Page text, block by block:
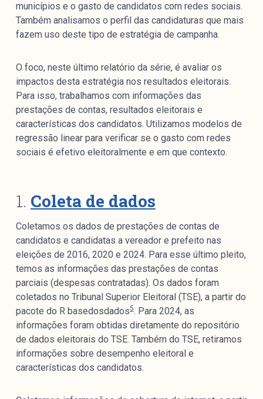
municípios e o gasto de candidatos com redes sociais.
Também analisamos o perfil das candidaturas que mais
fazem uso deste tipo de estratégia de campanha.
O foco, neste último relatório da série, é avaliar os
impactos desta estratégia nos resultados eleitorais.
Para isso, trabalhamos com informações das
prestações de contas, resultados eleitorais e
características dos candidatos. Utilizamos modelos de
regressão linear para verificar se o gasto com redes
sociais é efetivo eleitoralmente e em que contexto.
1. Coleta de dados
Coletamos os dados de prestações de contas de
candidatos e candidatas a vereador e prefeito nas
eleições de 2016, 2020 e 2024. Para esse último pleito,
temos as informações das prestações de contas
parciais (despesas contratadas). Os dados foram
coletados no Tribunal Superior Eleitoral (TSE), a partir do
pacote do R basedosdados5. Para 2024, as
informações foram obtidas diretamente do repositório
de dados eleitorais do TSE. Também do TSE, retiramos
informações sobre desempenho eleitoral e
características dos candidatos.